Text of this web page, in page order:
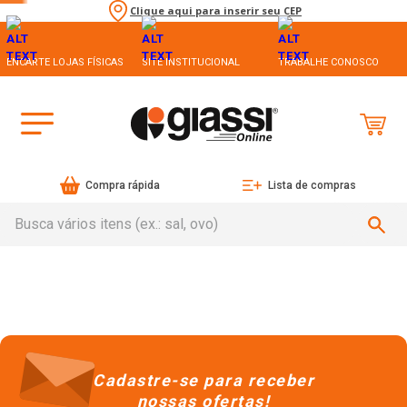
Clique aqui para inserir seu CEP
ENCARTE LOJAS FÍSICAS SITE INSTITUCIONAL TRABALHE CONOSCO
Compra rápida Lista de compras
Cadastre-se para receber
nossas ofertas!